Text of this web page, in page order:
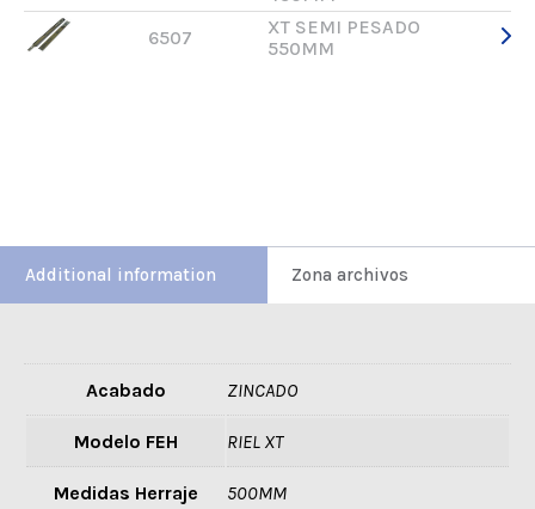
6507
XT SEMI PESADO
550MM
Additional information Zona archivos
Acabado ZINCADO
Modelo FEH RIEL XT
Medidas Herraje 500MM